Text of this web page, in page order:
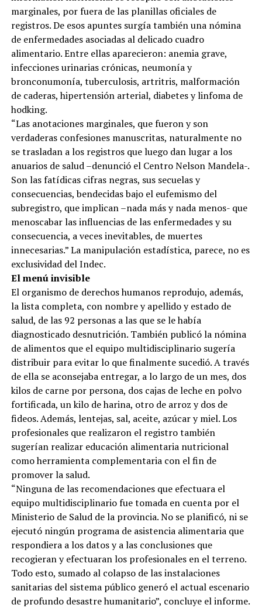
marginales, por fuera de las planillas oficiales de
registros. De esos apuntes surgía también una nómina
de enfermedades asociadas al delicado cuadro
alimentario. Entre ellas aparecieron: anemia grave,
infecciones urinarias crónicas, neumonía y
bronconumonía, tuberculosis, artritris, malformación
de caderas, hipertensión arterial, diabetes y linfoma de
hodking.
“Las anotaciones marginales, que fueron y son
verdaderas confesiones manuscritas, naturalmente no
se trasladan a los registros que luego dan lugar a los
anuarios de salud –denunció el Centro Nelson Mandela-.
Son las fatídicas cifras negras, sus secuelas y
consecuencias, bendecidas bajo el eufemismo del
subregistro, que implican –nada más y nada menos- que
menoscabar las influencias de las enfermedades y su
consecuencia, a veces inevitables, de muertes
innecesarias.” La manipulación estadística, parece, no es
exclusividad del Indec.
El menú invisible
El organismo de derechos humanos reprodujo, además,
la lista completa, con nombre y apellido y estado de
salud, de las 92 personas a las que se le había
diagnosticado desnutrición. También publicó la nómina
de alimentos que el equipo multidisciplinario sugería
distribuir para evitar lo que finalmente sucedió. A través
de ella se aconsejaba entregar, a lo largo de un mes, dos
kilos de carne por persona, dos cajas de leche en polvo
fortificada, un kilo de harina, otro de arroz y dos de
fideos. Además, lentejas, sal, aceite, azúcar y miel. Los
profesionales que realizaron el registro también
sugerían realizar educación alimentaria nutricional
como herramienta complementaria con el fin de
promover la salud.
“Ninguna de las recomendaciones que efectuara el
equipo multidisciplinario fue tomada en cuenta por el
Ministerio de Salud de la provincia. No se planificó, ni se
ejecutó ningún programa de asistencia alimentaria que
respondiera a los datos y a las conclusiones que
recogieran y efectuaran los profesionales en el terreno.
Todo esto, sumado al colapso de las instalaciones
sanitarias del sistema público generó el actual escenario
de profundo desastre humanitario”, concluye el informe.